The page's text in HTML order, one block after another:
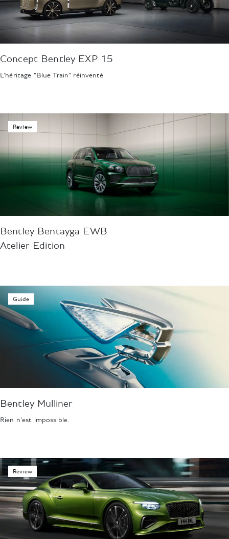
Concept Bentley EXP 15
L’héritage “Blue Train” réinventé
Bentley Bentayga EWB
Atelier Edition
Review
Bentley Mulliner
Rien n’est impossible.
Guide
Review